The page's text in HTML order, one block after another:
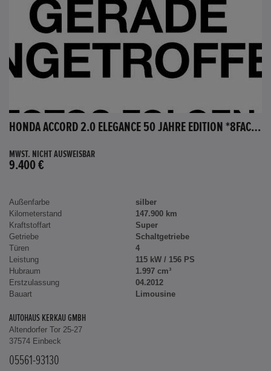
HONDA ACCORD 2.0 ELEGANCE 50 JAHRE EDITION *8FACH BEREIFT*
MWST. NICHT AUSWEISBAR
9.400 €
Außenfarbe
silber
Kilometerstand
147.900 km
Kraftstoffart
Super
Getriebe
Schaltgetriebe
Türen
4
Leistung
115 kW / 156 PS
Hubraum
1.997 cm³
Erstzulassung
04.2012
Bauart
Limousine
AUTOHAUS KERKAU GMBH
Altendorfer Tor 25-27
37574 Einbeck
05561-93130